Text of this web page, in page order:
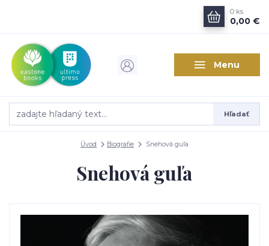
Menu
Hľadať
0 ks
0,00 €
Úvod Biografie Snehová guľa
Snehová guľa